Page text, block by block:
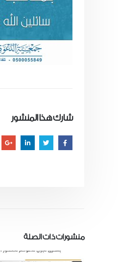
شارك هذا المنشور
منشوراتذات الصلة